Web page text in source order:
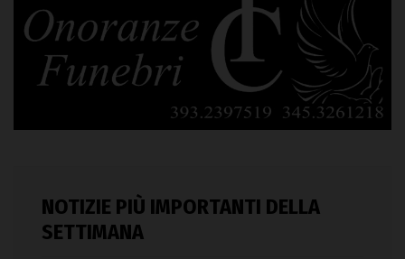
NOTIZIE PIÙ IMPORTANTI DELLA
SETTIMANA